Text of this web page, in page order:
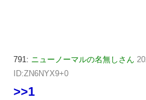
791: ニューノーマルの名無しさん
ID:ZN6NYX9+0
>>1